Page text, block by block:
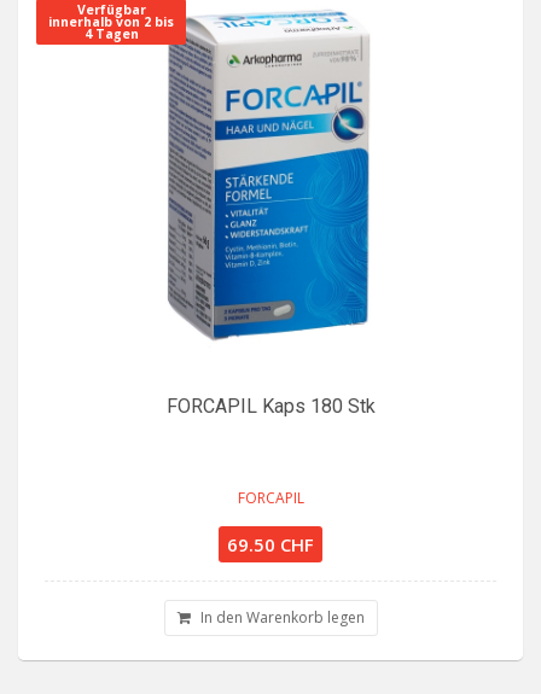
Verfügbar
innerhalb von 2 bis
4 Tagen
FORCAPIL Kaps 180 Stk
FORCAPIL
69.50 CHF
In den Warenkorb legen